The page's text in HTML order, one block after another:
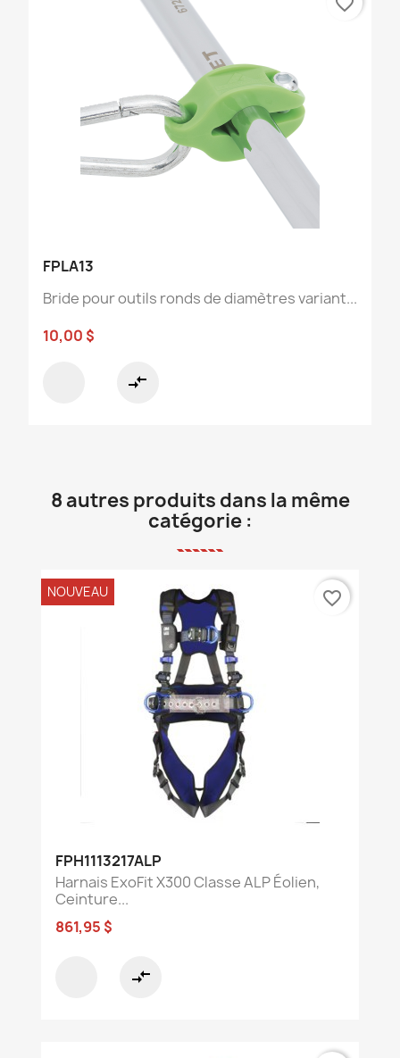
FPLA13
Bride pour outils ronds de diamètres variant...
10,00 $
compare_arrows
8 autres produits dans la même
catégorie :
FPH1113217ALP
Harnais ExoFit X300 Classe ALP Éolien,
Ceinture...
861,95 $
compare_arrows
NOUVEAU favorite_border